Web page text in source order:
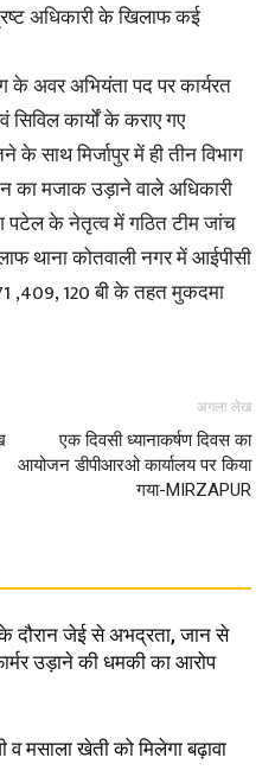
अधिकारी के खिलाफ कई
के अवर अभियंता पद पर कार्यरत
कार्यों के कराए गए
के साथ मिर्जापुर में ही तीन विभाग
का मजाक उड़ाने वाले अधिकारी
पटेल के नेतृत्व में गठित टीम जांच
थाना कोतवाली नगर में आईपीसी
,409, 120 बी के तहत मुकदमा
अगला लेख
एक दिवसी ध्यानाकर्षण दिवस का
आयोजन डीपीआरओ कार्यालय पर किया
गया-MIRZAPUR
दौरान जेई से अभद्रता, जान से
उड़ाने की धमकी का आरोप
व मसाला खेती को मिलेगा बढ़ावा